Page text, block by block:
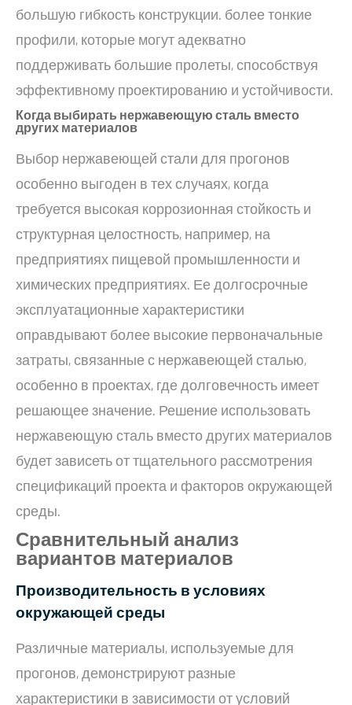
большую гибкость конструкции. более тонкие
профили, которые могут адекватно
поддерживать большие пролеты, способствуя
эффективному проектированию и устойчивости.
Когда выбирать нержавеющую сталь вместо
других материалов
Выбор нержавеющей стали для прогонов
особенно выгоден в тех случаях, когда
требуется высокая коррозионная стойкость и
структурная целостность, например, на
предприятиях пищевой промышленности и
химических предприятиях. Ее долгосрочные
эксплуатационные характеристики
оправдывают более высокие первоначальные
затраты, связанные с нержавеющей сталью,
особенно в проектах, где долговечность имеет
решающее значение. Решение использовать
нержавеющую сталь вместо других материалов
будет зависеть от тщательного рассмотрения
спецификаций проекта и факторов окружающей
среды.
Сравнительный анализ
вариантов материалов
Производительность в условиях
окружающей среды
Различные материалы, используемые для
прогонов, демонстрируют разные
характеристики в зависимости от условий